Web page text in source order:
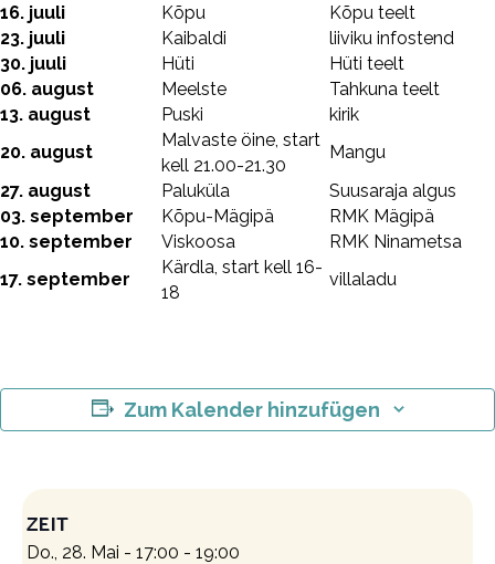
16. juuli
Kõpu
Kõpu teelt
23. juuli
Kaibaldi
liiviku infostend
30. juuli
Hüti
Hüti teelt
06. august
Meelste
Tahkuna teelt
13. august
Puski
kirik
20. august
Malvaste öine, start
kell 21.00-21.30
Mangu
27. august
Paluküla
Suusaraja algus
03. september
Kõpu-Mägipä
RMK Mägipä
10. september
Viskoosa
RMK Ninametsa
17. september
Kärdla, start kell 16-
18
villaladu
Zum Kalender hinzufügen
ZEIT
Do., 28. Mai - 17:00 - 19:00